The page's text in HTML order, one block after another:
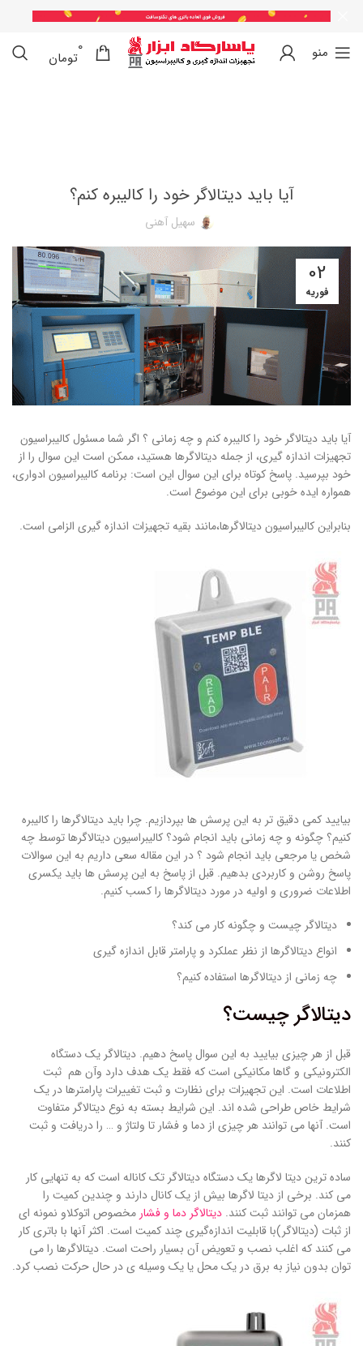
منو 0
0
تومان
آیا باید دیتالاگر خود را کالیبره کنم؟
سهیل آهنی
02
فوریه
آیا باید دیتالاگر خود را کالیبره کنم و چه زمانی ؟ اگر شما مسئول کالیبراسیون
تجهیزات اندازه گیری، از جمله دیتالاگرها هستید، ممکن است این سوال را از
خود بپرسید. پاسخ کوتاه برای این سوال این است: برنامه کالیبراسیون ادواری،
همواره ایده خوبی برای این موضوع است.
بنابراین کالیبراسیون دیتالاگرها،‌مانند بقیه تجهیزات اندازه گیری الزامی است.
بیایید کمی دقیق تر به این پرسش ها بپردازیم. چرا باید دیتالاگرها را کالیبره
کنیم؟ چگونه و چه زمانی باید انجام شود؟ کالیبراسیون دیتالاگرها توسط چه
شخص یا مرجعی باید انجام شود ؟ در این مقاله سعی داریم به این سوالات
پاسخ روشن و کاربردی بدهیم. قبل از پاسخ به این پرسش ها باید یکسری
اطلاعات ضروری و اولیه در مورد دیتالاگرها را کسب کنیم.
دیتالاگر چیست و چگونه کار می کند؟
انواع دیتالاگرها از نظر عملکرد و پارامتر قابل اندازه گیری
چه زمانی از دیتالاگرها استفاده کنیم؟
دیتالاگر چیست؟
قبل از هر چیزی بیایید به این سوال پاسخ دهیم. دیتالاگر یک دستگاه
الکترونیکی و گاها مکانیکی است که فقط یک هدف دارد وآن هم ثبت
اطلاعات است. این تجهیزات برای نظارت و ثبت تغییرات پارامترها در یک
شرایط خاص طراحی شده اند. این شرایط بسته به نوع دیتالاگر متفاوت
است. آنها می توانند هر چیزی از دما و فشار تا ولتاژ و … را دریافت و ثبت
کنند.
ساده ترین دیتا لاگرها یک دستگاه دیتالاگر تک کاناله است که به تنهایی کار
می کند. برخی از دیتا لاگرها بیش از یک کانال دارند و چندین کمیت را
همزمان می توانند ثبت کنند. دیتالاگر دما و فشارمخصوص اتوکلاو نمونه ای
از ثبات (دیتالاگر)با قابلیت اندازه‌گیری چند کمیت است. اکثر آنها با باتری کار
می کنند که اغلب نصب و تعویض آن بسیار راحت است. دیتالاگرها را می
توان بدون نیاز به برق در یک محل یا یک وسیله ی در حال حرکت نصب کرد.